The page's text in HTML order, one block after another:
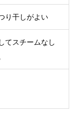
り干しがよい
てスチームなし